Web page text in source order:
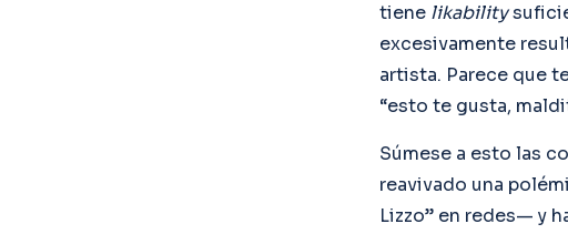
tiene likability
excesivamente
artista. Parece que
“esto te gusta,
Súmese a esto las
reavivado una
Lizzo” en redes— y